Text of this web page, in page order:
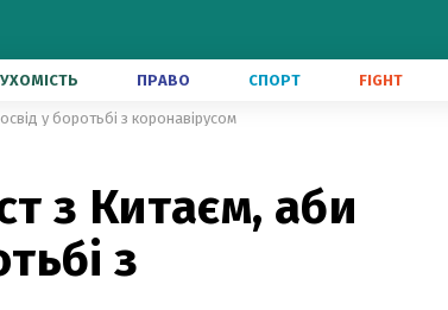
ПРАВО СПОРТ FIGHT
у боротьбі з коронавірусом
з Китаєм, аби
з